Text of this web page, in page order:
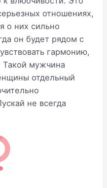
отношениях,
о них сильно
он будет рядом с
гармонию,
Такой мужчина
отдельный
не всегда